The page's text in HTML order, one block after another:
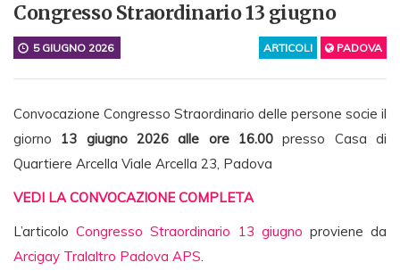
Congresso Straordinario 13 giugno
ARTICOLI PADOVA
5 GIUGNO 2026
Convocazione Congresso Straordinario delle persone socie il
giorno 13 giugno 2026 alle ore 16.00 presso Casa di
Quartiere Arcella Viale Arcella 23, Padova
VEDI LA CONVOCAZIONE COMPLETA
L’articoloCongresso Straordinario 13 giugno proviene da
Arcigay Tralaltro Padova APS.